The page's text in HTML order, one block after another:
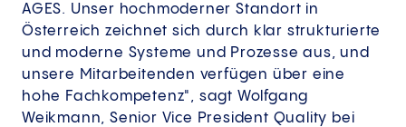
AGES. Unser hochmoderner Standort in
Österreich zeichnet sich durch klar strukturierte
und moderne Systeme und Prozesse aus, und
unsere Mitarbeitenden verfügen über eine
hohe Fachkompetenz", sagt Wolfgang
Weikmann, Senior Vice President Quality bei